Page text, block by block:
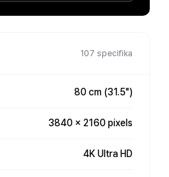
107 specifika
80 cm (31.5")
3840 x 2160 pixels
4K Ultra HD